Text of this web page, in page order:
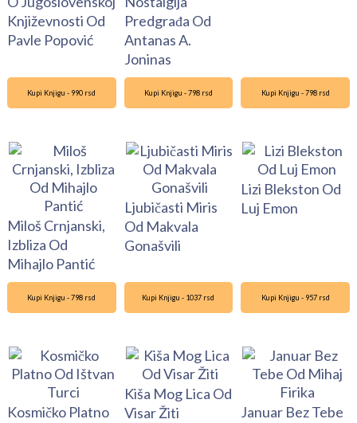
Književnosti Od
Pavle Popović
Predgrađa Od
Antanas A.
Joninas
Kupi Knjigu - 990 rsd
Miloš Crnjanski,
Izbliza Od
Mihajlo Pantić
Kupi Knjigu - 798 rsd
Ljubičasti Miris
Od Makvala
Gonašvili
Kupi Knjigu - 798 rsd
Lizi Blekston Od
Luj Emon
Kupi Knjigu - 798 rsd
Kosmičko Platno
Kupi Knjigu - 1037 rsd
Kiša Mog Lica Od
Visar Žiti
Kupi Knjigu - 957 rsd
Januar Bez Tebe